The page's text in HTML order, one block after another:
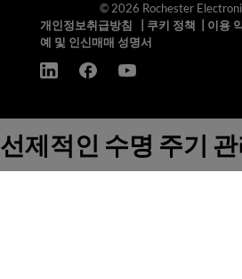
© 2026 Rochester
개인정보취급방침
쿠키 정책 이용
예 및 인신매매 성명서
선제적인 수명 주기